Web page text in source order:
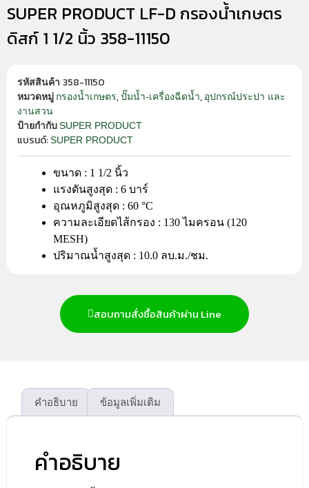
SUPER PRODUCT LF-D กรองน้ำเกษตร
ดิสก์ 1 1/2 นิ้ว 358-11150
รหัสสินค้า 358-11150
หมวดหมู่ กรองน้ำเกษตร,ปั๊มน้ำ-เครื่องฉีดน้ำ, อุปกรณ์ประปา และ
งานสวน
ป้ายกำกับ SUPER PRODUCT
แบรนด์:SUPER PRODUCT
ขนาด : 1 1/2 นิ้ว
แรงดันสูงสุด : 6 บาร์
อุณหภูมิสูงสุด : 60 °C
ความละเอียดไส้กรอง : 130 ไมครอน (120
MESH)
ปริมาณน้ำสูงสุด : 10.0 ลบ.ม./ชม.
สอบถามสั่งซื้อสินค้าผ่าน Line
คำอธิบาย ข้อมูลเพิ่มเติม
คำอธิบาย